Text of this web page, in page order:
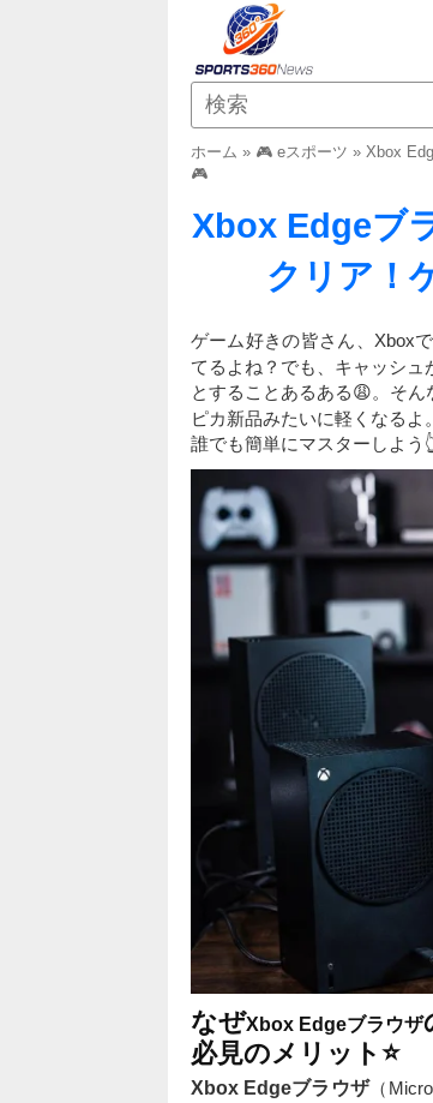
ホーム » 🎮 eスポーツ » Xbox
🎮
Xbox Edgeブ
クリア！
ゲーム好きの皆さん、Xboxで
てるよね？でも、キャッシ
とすることあるある😩。そん
ピカ新品みたいに軽くなるよ
誰でも簡単にマスターしよう👆
なぜXbox Edgeブラウザ
必見のメリット⭐
Xbox Edgeブラウザ（